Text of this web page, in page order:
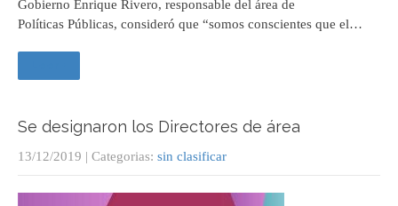
Gobierno Enrique Rivero, responsable del área de
Políticas Públicas, consideró que “somos conscientes que el…
Se designaron los Directores de área
13/12/2019 | Categorias: sin clasificar